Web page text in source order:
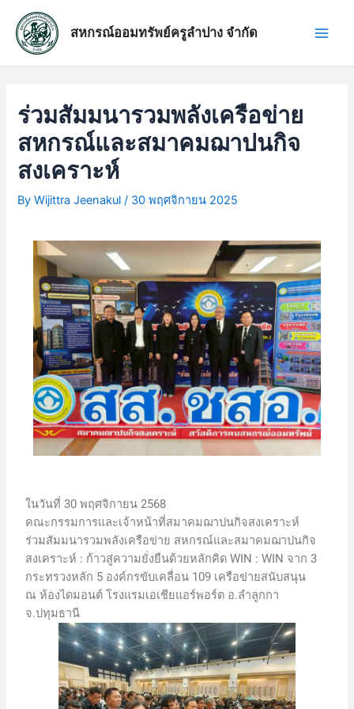
content
สหกรณ์ออมทรัพย์ครูลำปาง จำกัด
ร่วมสัมมนารวมพลังเครือข่าย
สหกรณ์และสมาคมฌาปนกิจ
สงเคราะห์
ByWijittra Jeenakul/ 30 พฤศจิกายน 2025
ในวันที่ 30 พฤศจิกายน 2568
คณะกรรมการและเจ้าหน้าที่สมาคมฌาปนกิจสงเคราะห์
ร่วมสัมมนารวมพลังเครือข่าย สหกรณ์และสมาคมฌาปนกิจ
สงเคราะห์ : ก้าวสู่ความยั่งยืนด้วยหลักคิด WIN : WIN จาก 3
กระทรวงหลัก 5 องค์กรขับเคลื่อน 109 เครือข่ายสนับสนุน
ณ ห้องไดมอนต์ โรงแรมเอเชียแอร์พอร์ต อ.ลำลูกกา
จ.ปทุมธานี
เรื่อง